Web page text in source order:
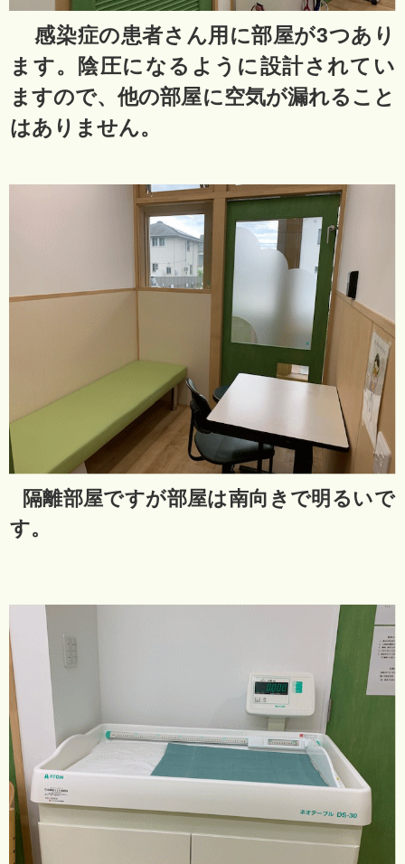
感染症の患者さん用に部屋が3つあり
ます。陰圧になるように設計されてい
ますので、他の部屋に空気が漏れること
はありません。
隔離部屋ですが部屋は南向きで明るいで
す。